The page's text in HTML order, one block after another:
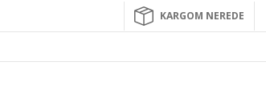
KARGOM NEREDE